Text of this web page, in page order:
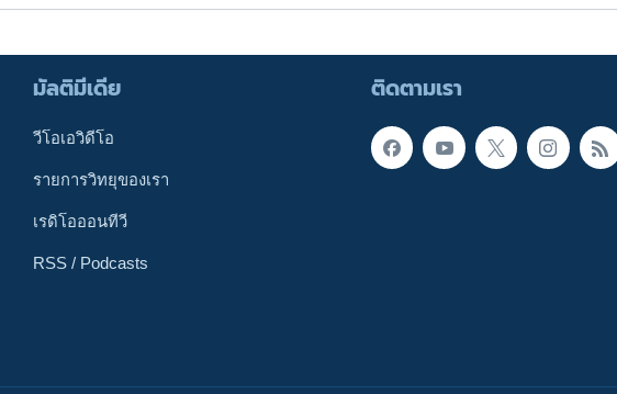
ติดตามเรา
มัลติมีเดีย
วีโอเอวิดีโอ
รายการวิทยุของเรา
เรดิโอออนทีวี
RSS / Podcasts